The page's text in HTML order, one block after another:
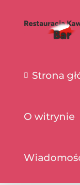
Strona
O witrynie